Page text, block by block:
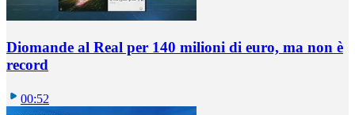
Diomande al Real per 140 milioni di euro, ma non è
record
00:52